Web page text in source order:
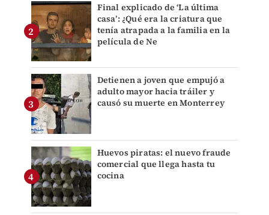
Final explicado de ‘La última
casa’: ¿Qué era la criatura que
tenía atrapada a la familia en la
película de Ne
Detienen a joven que empujó a
adulto mayor hacia tráiler y
causó su muerte en Monterrey
Huevos piratas: el nuevo fraude
comercial que llega hasta tu
cocina